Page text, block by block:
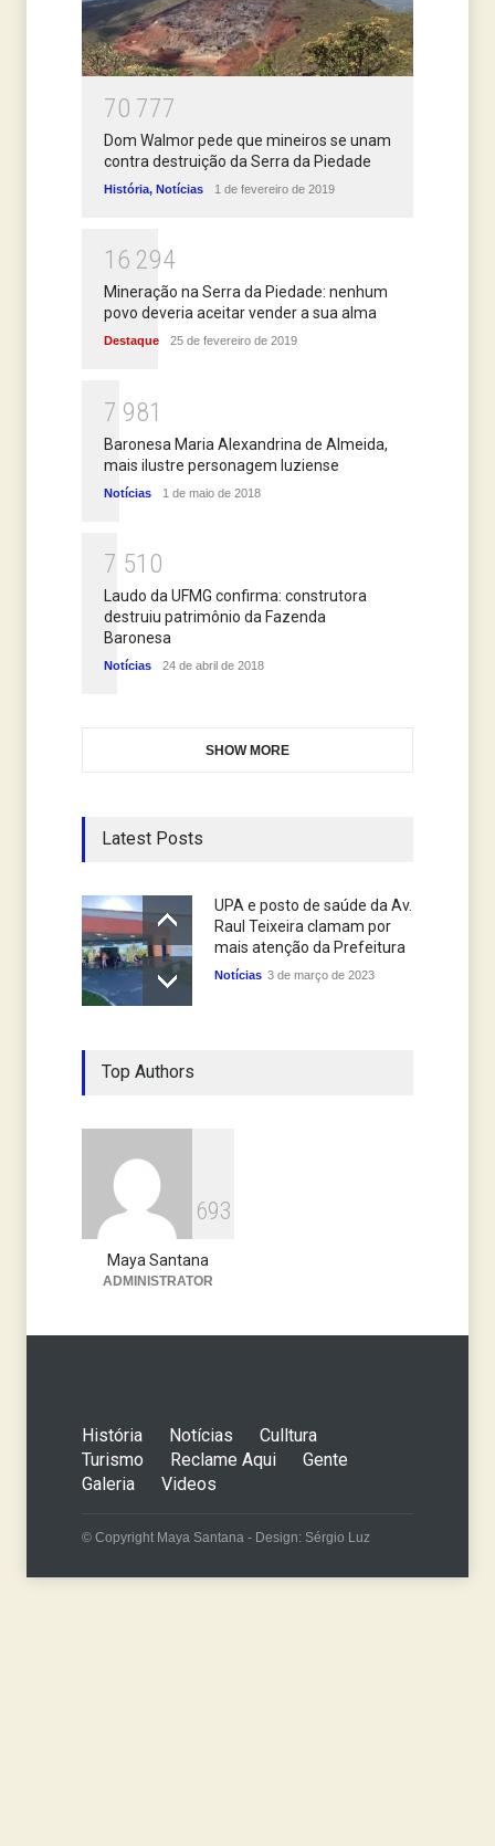
70 777
Dom Walmor pede que mineiros se unam
contra destruição da Serra da Piedade
História, Notícias 1 de fevereiro de 2019
1 6 294
Mineração na Serra da Piedade: nenhum
povo deveria aceitar vender a sua alma
Destaque 25 de fevereiro de 2019
7 981
Baronesa Maria Alexandrina de Almeida,
mais ilustre personagem luziense
Notícias 1 de maio de 2018
7 51 0
Laudo da UFMG confirma: construtora
destruiu patrimônio da Fazenda
Baronesa
Notícias 24 de abril de 2018
SHOW MORE
Latest Posts
UPA e posto de saúde da Av.
Raul Teixeira clamam por
mais atenção da Prefeitura
Notícias 3 de março de 2023
Top Authors
693
Maya Santana
ADMINISTRATOR
História Notícias
Culltura
Turismo
Reclame Aqui
Gente
Galeria
Videos
© Copyright Maya Santana - Design: Sérgio Luz